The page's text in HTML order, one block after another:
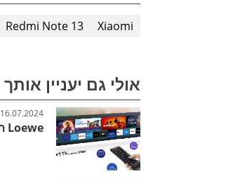
Xiaomi
Redmi Note 13
אולי גם יעניין אותך
16.07.2024
Loewe תשיק טלוויזיית פרימיום עם Tizen OS של סמסונג